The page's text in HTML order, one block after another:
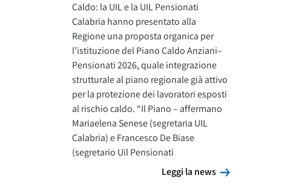
Caldo: la UIL e la UIL Pensionati
Calabria hanno presentato alla
Regione una proposta organica per
l’istituzione del Piano Caldo Anziani–
Pensionati 2026, quale integrazione
strutturale al piano regionale già attivo
per la protezione dei lavoratori esposti
al rischio caldo. “Il Piano – affermano
Mariaelena Senese (segretaria UIL
Calabria) e Francesco De Biase
(segretario Uil Pensionati
Leggi la news
Leggi la news